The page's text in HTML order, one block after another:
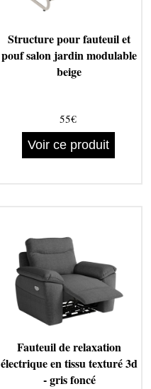
Structure pour fauteuil et
pouf salon jardin modulable
beige
55€
Voir ce produit
Fauteuil de relaxation
électrique en tissu texturé 3d
- gris foncé